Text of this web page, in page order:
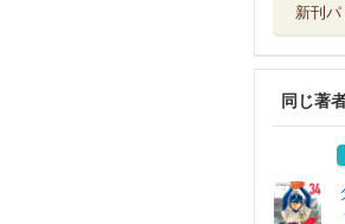
新刊
同じ著